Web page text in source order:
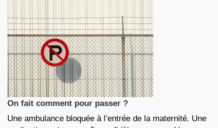
On fait comment pour passer ?
Une ambulance bloquée à l’entrée de la maternité. Une